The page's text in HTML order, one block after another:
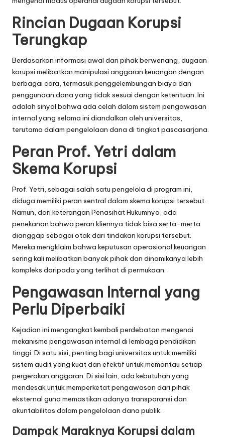
Rincian Dugaan Korupsi
Terungkap
Berdasarkan informasi awal dari pihak berwenang, dugaan
korupsi melibatkan manipulasi anggaran keuangan dengan
berbagai cara, termasuk penggelembungan biaya dan
penggunaan dana yang tidak sesuai dengan ketentuan. Ini
adalah sinyal bahwa ada celah dalam sistem pengawasan
internal yang selama ini diandalkan oleh universitas,
terutama dalam pengelolaan dana di tingkat pascasarjana.
Peran Prof. Yetri dalam
Skema Korupsi
Prof. Yetri, sebagai salah satu pengelola di program ini,
diduga memiliki peran sentral dalam skema korupsi tersebut.
Namun, dari keterangan Penasihat Hukumnya, ada
penekanan bahwa peran kliennya tidak bisa serta-merta
dianggap sebagai otak dari tindakan korupsi tersebut.
Mereka mengklaim bahwa keputusan operasional keuangan
sering kali melibatkan banyak pihak dan dinamikanya lebih
kompleks daripada yang terlihat di permukaan.
Pengawasan Internal yang
Perlu Diperbaiki
Kejadian ini mengangkat kembali perdebatan mengenai
mekanisme pengawasan internal di lembaga pendidikan
tinggi. Di satu sisi, penting bagi universitas untuk memiliki
sistem audit yang kuat dan efektif untuk memantau setiap
pergerakan anggaran. Di sisi lain, ada kebutuhan yang
mendesak untuk memperketat pengawasan dari pihak
eksternal guna memastikan adanya transparansi dan
akuntabilitas dalam pengelolaan dana publik.
Dampak Maraknya Korupsi dalam